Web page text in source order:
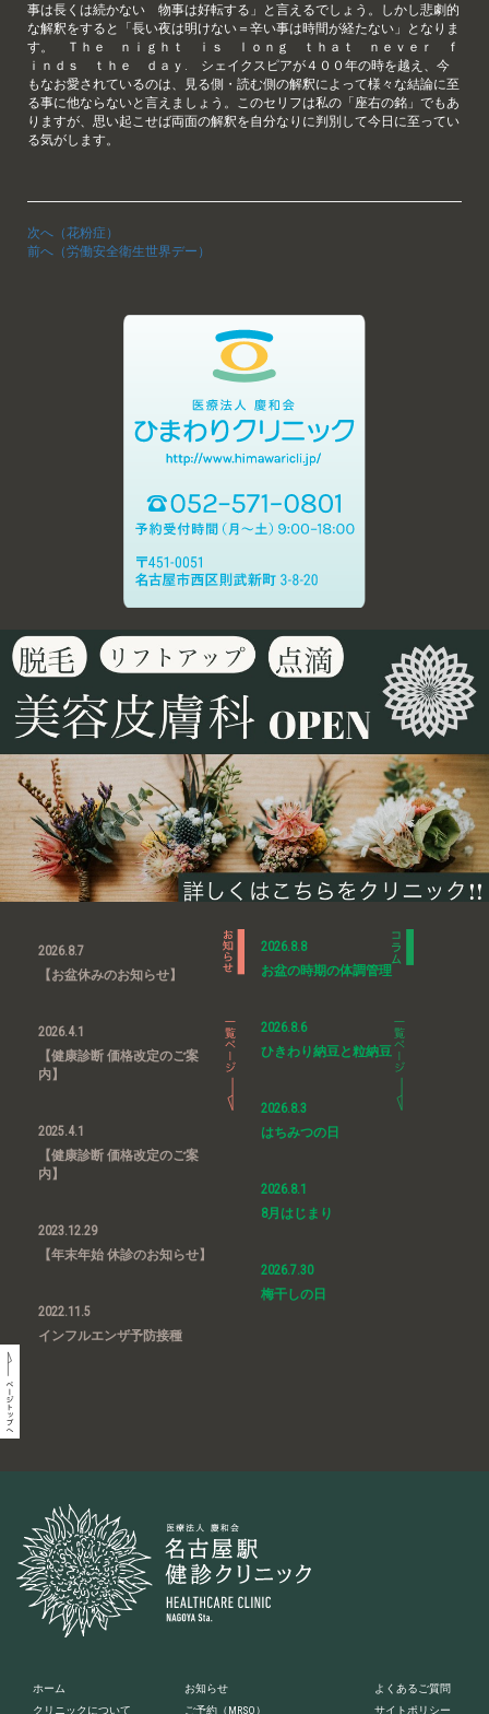
事は長くは続かない 物事は好転する」と言えるでしょう。しかし悲劇的
な解釈をすると「長い夜は明けない＝辛い事は時間が経たない」となりま
す。 Ｔｈｅ ｎｉｇｈｔ ｉｓ ｌｏｎｇ ｔｈａｔ ｎｅｖｅｒ ｆ
ｉｎｄｓ ｔｈｅ ｄａｙ. シェイクスピアが４００年の時を越え、今
もなお愛されているのは、見る側・読む側の解釈によって様々な結論に至
る事に他ならないと言えましょう。このセリフは私の「座右の銘」でもあ
りますが、思い起こせば両面の解釈を自分なりに判別して今日に至ってい
る気がします。
次へ（花粉症）
前へ（労働安全衛生世界デー）
2026.8.7
【お盆休みのお知らせ】
2026.4.1
【健康診断 価格改定のご案
内】
2025.4.1
【健康診断 価格改定のご案
内】
2023.12.29
【年末年始 休診のお知らせ】
2022.11.5
インフルエンザ予防接種
2026.8.8
お盆の時期の体調管理
2026.8.6
ひきわり納豆と粒納豆
2026.8.3
はちみつの日
2026.8.1
8月はじまり
2026.7.30
梅干しの日
ホーム
クリニックについて
お知らせ
ご予約 （MRSO）
よくあるご質問
サイトポリシー